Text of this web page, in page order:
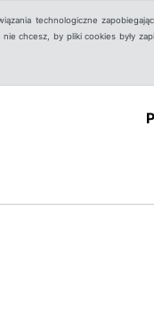
technologiczne
chcesz, by pliki cookies były